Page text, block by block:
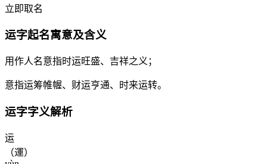
立即取名
运字起名寓意及含义
用作人名意指时运旺盛、吉祥之义；
意指运筹帷幄、财运亨通、时来运转。
运字字义解析
运
（運）